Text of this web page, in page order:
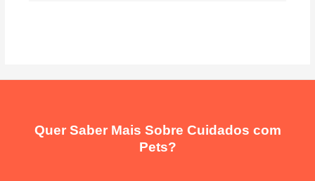
Quer Saber Mais Sobre Cuidados com
Pets?